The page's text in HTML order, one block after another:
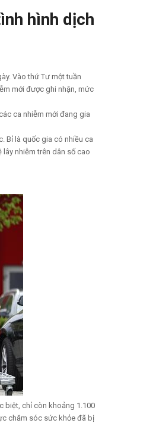
hình dịch
Vào thứ Tư một tuần
mới được ghi nhận, mức
ca nhiễm mới đang gia
Bỉ là quốc gia có nhiều ca
lây nhiễm trên dân số cao
biệt, chỉ còn khoảng 1.100
chăm sóc sức khỏe đã bị